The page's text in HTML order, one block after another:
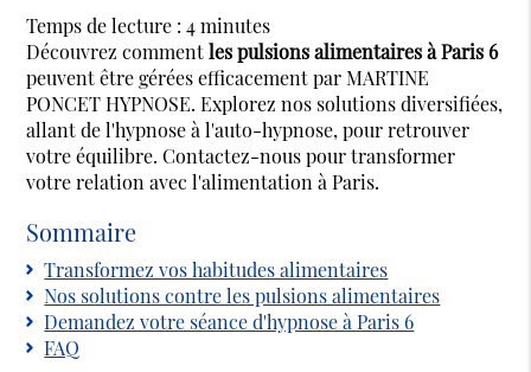
Temps de lecture : 4 minutes
Découvrez commentles pulsions alimentaires à Paris 6
peuvent être gérées efficacement par MARTINE
PONCET HYPNOSE. Explorez nos solutions diversifiées,
allant de l'hypnose à l'auto-hypnose, pour retrouver
votre équilibre. Contactez-nous pour transformer
votre relation avec l'alimentation à Paris.
Sommaire
Transformez vos habitudes alimentaires
Nos solutions contre les pulsions alimentaires
Demandez votre séance d'hypnose à Paris 6
FAQ